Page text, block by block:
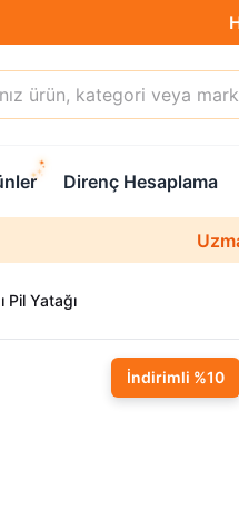
Direnç Hesaplama
Pil Yatağı
İndirimli %10